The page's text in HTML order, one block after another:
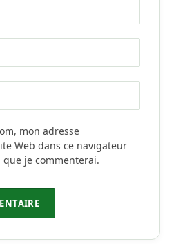
mon adresse
Web dans ce navigateur
je commenterai.